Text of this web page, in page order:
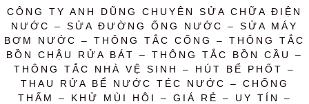
CÔNG TY ANH DŨNG CHUYÊN SỬA CHỮA ĐIỆN
NƯỚC – SỬA ĐƯỜNG ỐNG NƯỚC – SỬA MÁY
BƠM NƯỚC – THÔNG TẮC CỐNG – THÔNG TẮC
BỒN CHẬU RỬA BÁT – THÔNG TẮC BỒN CẦU –
THÔNG TẮC NHÀ VỆ SINH – HÚT BỂ PHỐT –
THAU RỬA BỂ NƯỚC TÉC NƯỚC – CHỐNG
THẤM – KHỬ MÙI HÔI – GIÁ RẺ – UY TÍN –